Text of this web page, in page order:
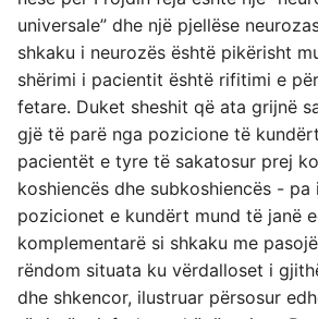
universale” dhe një pjellëse
shkaku i neurozës është pikërisht
shërimi i pacientit është rifitimi e
fetare. Duket sheshit që ata grijnë
gjë të parë nga pozicione të
pacientët e tyre të sakatosur prej
koshiencës dhe subkoshiencës - pa
pozicionet e kundërt mund të janë
komplementarë si shkaku me
rëndom situata ku vërdalloset i
dhe shkencor, ilustruar përsosur